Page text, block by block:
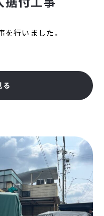
行いました。
る